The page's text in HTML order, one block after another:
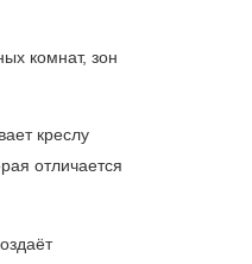
комнат, зон
креслу
отличается